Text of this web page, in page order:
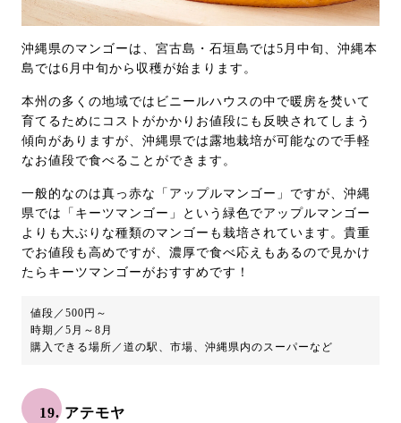
沖縄県のマンゴーは、宮古島・石垣島では5月中旬、沖縄本
島では6月中旬から収穫が始まります。
本州の多くの地域ではビニールハウスの中で暖房を焚いて
育てるためにコストがかかりお値段にも反映されてしまう
傾向がありますが、沖縄県では露地栽培が可能なので手軽
なお値段で食べることができます。
一般的なのは真っ赤な「アップルマンゴー」ですが、沖縄
県では「キーツマンゴー」という緑色でアップルマンゴー
よりも大ぶりな種類のマンゴーも栽培されています。貴重
でお値段も高めですが、濃厚で食べ応えもあるので見かけ
たらキーツマンゴーがおすすめです！
値段／500円～
時期／5月～8月
購入できる場所／道の駅、市場、沖縄県内のスーパーなど
19. アテモヤ